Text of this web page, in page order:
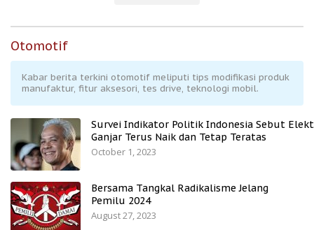
Otomotif
Kabar berita terkini otomotif meliputi tips modifikasi produk
manufaktur, fitur aksesori, tes drive, teknologi mobil.
Survei Indikator Politik Indonesia Sebut
Ganjar Terus Naik dan Tetap Teratas
October 1, 2023
Bersama Tangkal Radikalisme Jelang
Pemilu 2024
August 27, 2023